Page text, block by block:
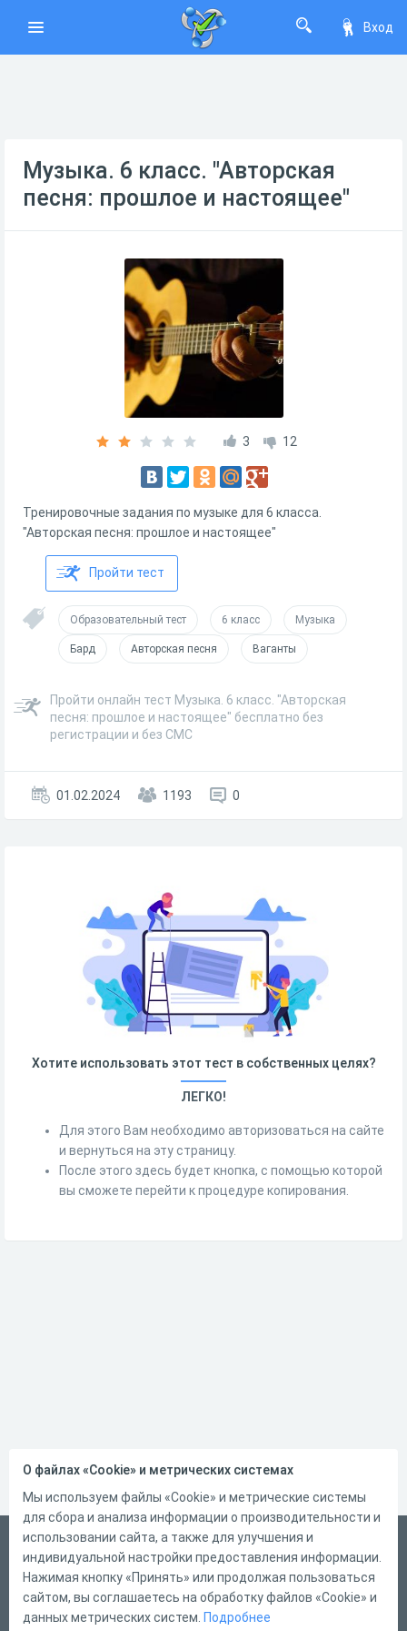
Вход
Музыка. 6 класс. "Авторская
песня: прошлое и настоящее"
3 12
Тренировочные задания по музыке для 6 класса.
"Авторская песня: прошлое и настоящее"
Пройти тест
Образовательный тест 6 класс Музыка
Бард Авторская песня Ваганты
Пройти онлайн тест Музыка. 6 класс. "Авторская
песня: прошлое и настоящее" бесплатно без
регистрации и без СМС
01.02.2024 1193 0
Хотите использовать этот тест в собственных целях?
ЛЕГКО!
Для этого Вам необходимо авторизоваться на сайте
и вернуться на эту страницу.
После этого здесь будет кнопка, с помощью которой
вы сможете перейти к процедуре копирования.
Русский
Справка
Форма обратной связи
О файлах «Cookie» и метрических системах
Мы используем файлы «Cookie» и метрические системы
для сбора и анализа информации о производительности и
использовании сайта, а также для улучшения и
индивидуальной настройки предоставления информации.
Нажимая кнопку «Принять» или продолжая пользоваться
сайтом, вы соглашаетесь на обработку файлов «Cookie» и
данных метрических систем. Подробнее